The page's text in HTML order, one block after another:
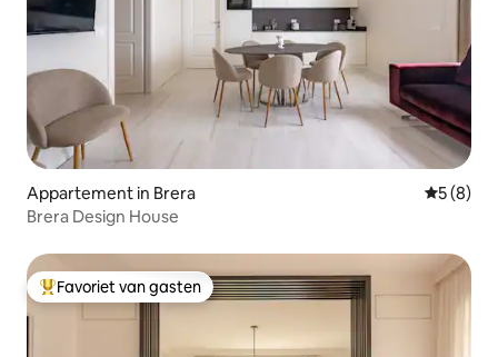
Appartement in Brera
5 (8)
Brera Design House
Topfavoriet van gasten
Favoriet van gasten